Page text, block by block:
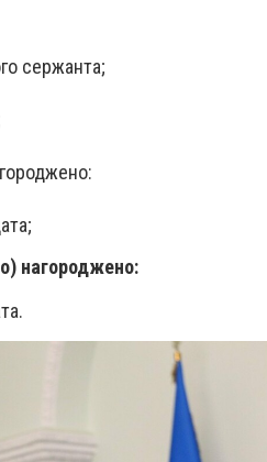
сержанта;
нагороджено: